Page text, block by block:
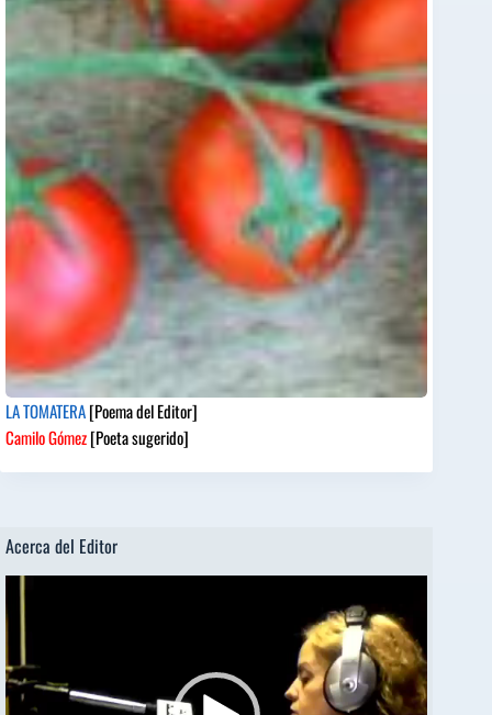
LA TOMATERA[Poema del Editor]
Camilo Gómez[Poeta sugerido]
Acerca del Editor
de
vídeo